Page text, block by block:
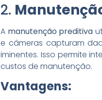
2.
A manutenção preditiva
e câmeras capturam
iminentes. Isso permite
custos de manutenção.
Vantagens: